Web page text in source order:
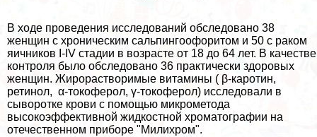
В ходе проведения исследований обследовано 38
женщин с хроническим сальпингоофоритом и 50 с paком
яичников I-IV стадии в возрасте от 18 до 64 лет. В качестве
контроля было обследовано 36 пpaктически здоровых
женщин. Жирорастворимые витамины ( β-каротин,
ретинол, α-токоферол, γ-токоферол) исследовали в
сыворотке крови с помощью микрометода
высокоэффективной жидкостной хроматографии на
отечественном приборе "Милихром".